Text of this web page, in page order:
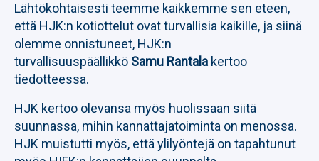
Lähtökohtaisesti teemme kaikkemme sen eteen,
että HJK:n kotiottelut ovat turvallisia kaikille, ja siinä
olemme onnistuneet, HJK:n
turvallisuuspäällikkö Samu Rantala kertoo
tiedotteessa.
HJK kertoo olevansa myös huolissaan siitä
suunnassa, mihin kannattajatoiminta on menossa.
HJK muistutti myös, että ylilyöntejä on tapahtunut